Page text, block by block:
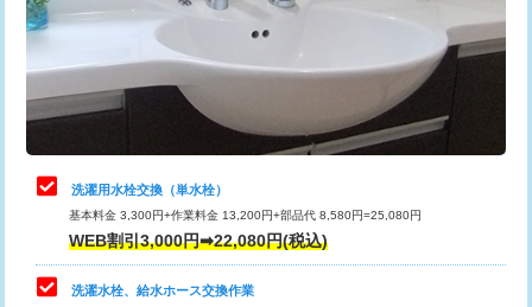
給水管工事※（塩ビ管（VP・HI）使
用（追加）/3ｍ超え)
給水管工事※（ライニング鋼管・銅
管・ポリ管・HT管使用/3ｍまで)
44,000円
給水管工事※（ライニング鋼管・銅
管・ポリ管・HT管使用/3ｍ超え)
排水管工事（土の掘削・埋め戻し作
業）
桝清掃
止水・漏水調査・防水処理・清掃・修
理・調整・分解・加工など（軽作業）
11,000円
止水・漏水調査・防水処理・清掃・修
理・調整・分解・加工など（中作業）
22,000円
止水・漏水調査・防水処理・清掃・修
理・調整・分解・加工など（重作業）
33,000円
キッチンタンク脱着
洗濯用水栓交換（単水栓）
基本料金 3,300円+作業料金 13,200円+部品代 8,580円=25,080円
WEB割引3,000円➡22,080円(税込)
洗濯水栓、給水ホース交換作業